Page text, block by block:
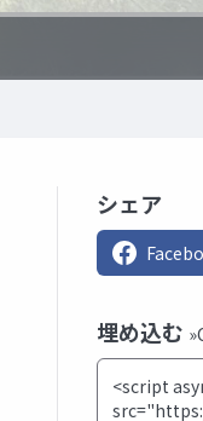
シェア
埋め込む